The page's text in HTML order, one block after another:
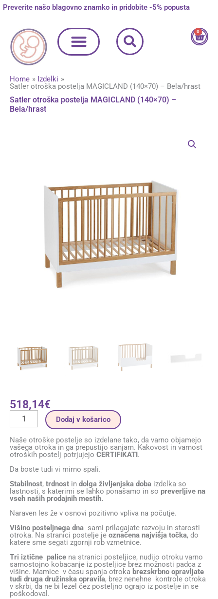
Skip
toPreverite našo blagovno znamko in pridobite -5% popusta
0
Cart
Home
Izdelki
Satler otroška postelja MAGICLAND (140×70) – Bela/hrast
Satler otroška postelja MAGICLAND (140×70) –
Bela/hrast
518,14€
Dodaj v košarico
Naše otroške postelje so izdelane tako, da varno objamejo
vašega otroka in ga prepustijo sanjam. Kakovost in varnost
otroških postelj potrjujejo CERTIFIKATI .
Da boste tudi vi mirno spali.
Stabilnost, trdnost in dolga življenjska doba izdelka so
lastnosti, s katerimi se lahko ponašamo in so preverljive na
vseh naših prodajnih mestih.
Naraven les že v osnovi pozitivno vpliva na počutje.
Višino posteljnega dna sami prilagajate razvoju in starosti
otroka. Na stranici postelje je označena najvišja točka, do
katere sme segati zgornji rob vzmetnice.
Tri iztične palice na stranici posteljice, nudijo otroku varno
samostojno kobacanje iz posteljice brez možnosti padca z
višine. Mamice v času spanja otroka brezskrbno opravljate
tudi druga družinska opravila, brez nenehne kontrole otroka
v skrbi, da ne bi lezel čez posteljno ograjo iz postelje in se
poškodoval.